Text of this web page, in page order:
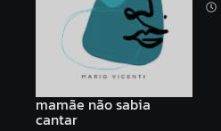
mamãe não sabia
cantar